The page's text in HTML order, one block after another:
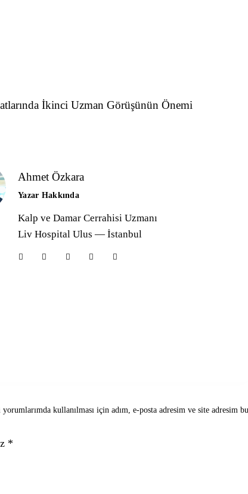
İkinci Uzman Görüşünün Önemi
Ahmet Özkara
Yazar Hakkında
Kalp ve Damar Cerrahisi Uzmanı
Liv Hospital Ulus — İstanbul
kullanılması için adım, e-posta adresim ve site adresim